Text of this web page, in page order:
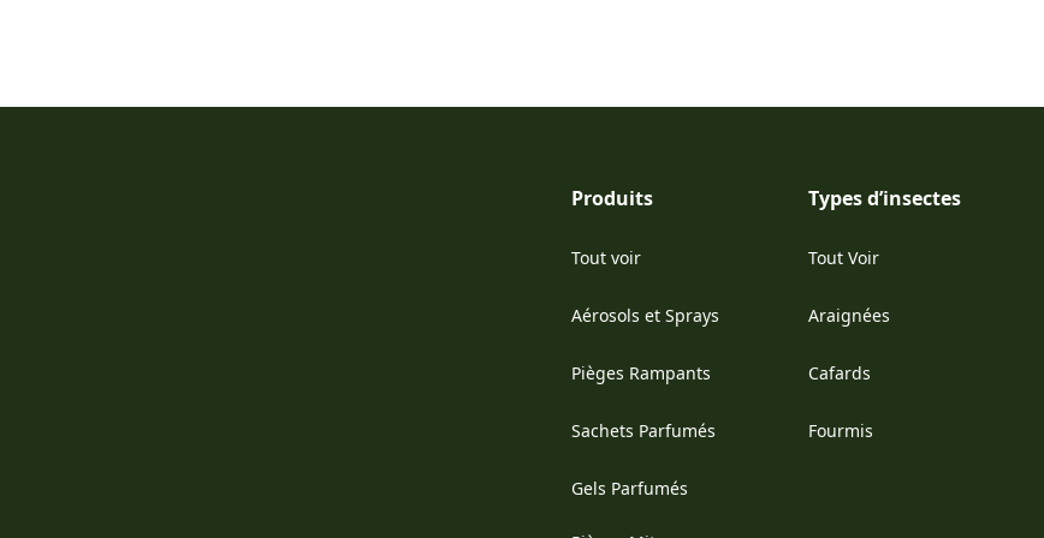
Produits
Tout voir
Aérosols et Sprays
Pièges Rampants
Sachets Parfumés
Gels Parfumés
Types d’insectes
Tout Voir
Araignées
Cafards
Fourmis